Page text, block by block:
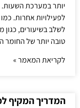
יותר במערכת השעות.
לפעילויות אחרות.
לשלב בשיעורים,
טובה יותר של החומר
לקריאת המאמר »
המדריך המקיף